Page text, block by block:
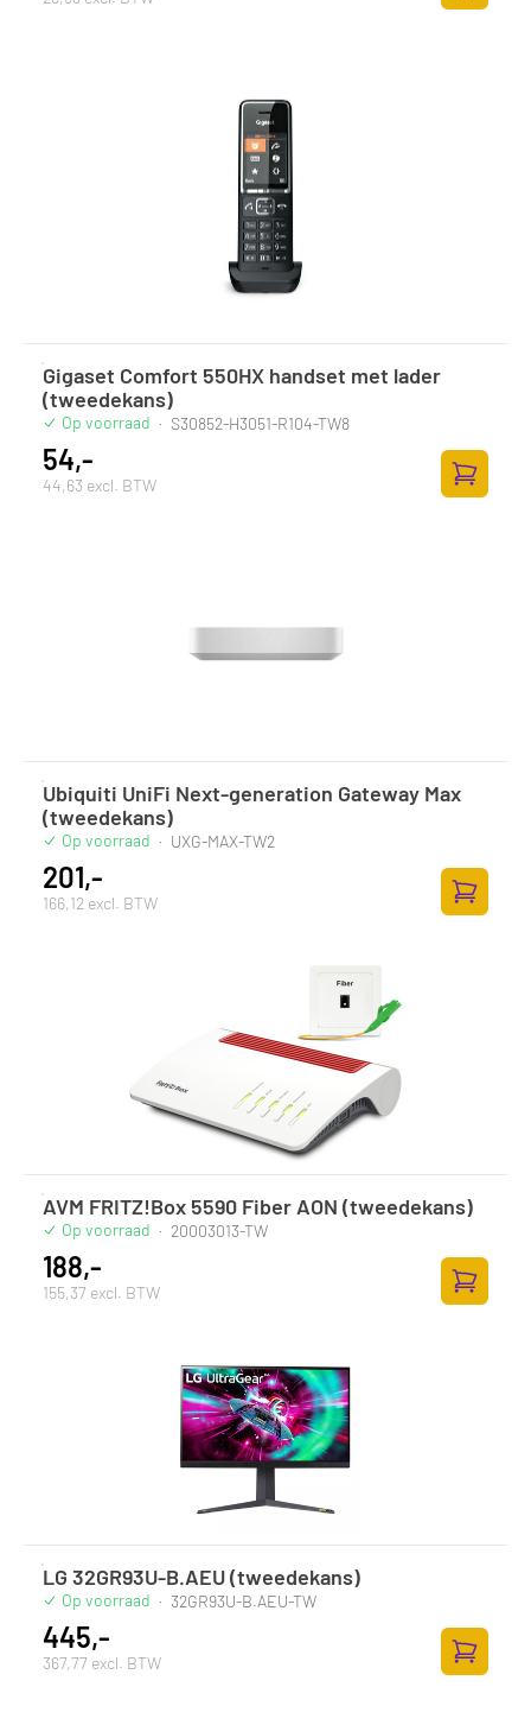
Zum
Gigaset Comfort 550HX handset met lader
(tweedekans)
Op voorraad · S30852-H3051-R104-TW8
54,-
44,63 excl. BTW
Zum
Ubiquiti UniFi Next-generation Gateway Max
(tweedekans)
Op voorraad · UXG-MAX-TW2
201,-
166,12 excl. BTW
Zum
AVM FRITZ!Box 5590 Fiber AON (tweedekans)
Op voorraad · 20003013-TW
188,-
155,37 excl. BTW
Zum
LG 32GR93U-B.AEU (tweedekans)
Op voorraad · 32GR93U-B.AEU-TW
445,-
367,77 excl. BTW
Zum